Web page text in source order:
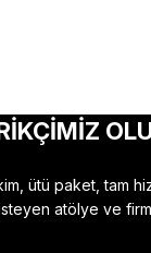
ütü paket, tam
atölye ve